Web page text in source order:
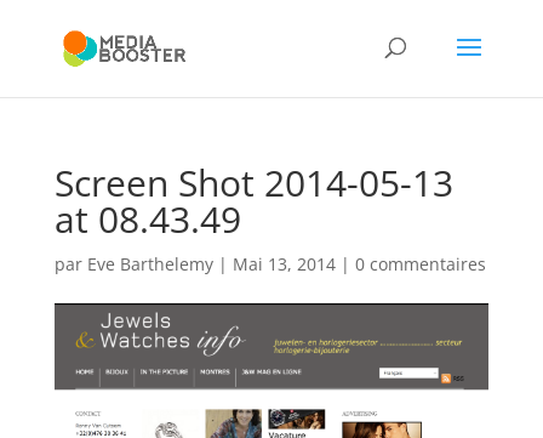
Screen Shot 2014-05-13
at 08.43.49
par Eve Barthelemy| Mai 13, 2014| 0 commentaires